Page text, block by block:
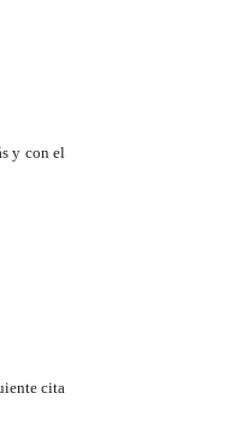
y con el
cita